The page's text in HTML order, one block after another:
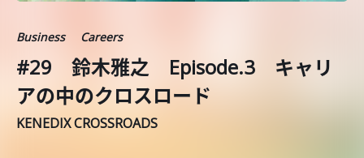
Business Careers
#29 鈴木雅之 Episode.3 キャリ
アの中のクロスロード
KENEDIX CROSSROADS